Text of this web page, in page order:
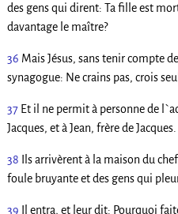
des gens qui dirent: Ta fille est
davantage le maître?
36 Mais Jésus, sans tenir compte
synagogue: Ne crains pas, crois
37 Et il ne permit à personne de
Jacques, et à Jean, frère de Jacques.
38 Ils arrivèrent à la maison du
foule bruyante et des gens qui
39 Il entra, et leur dit: Pourquoi